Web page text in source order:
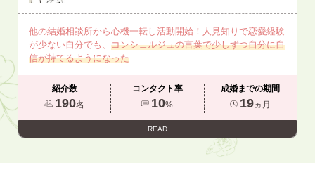
他の結婚相談所から心機一転し活動開始！人見知りで恋愛経験
が少ない自分でも、 コンシェルジュの言葉で少しずつ自分に自
信が持てるようになった
紹介数
190名
コンタクト率
10%
成婚までの期間
19ヵ月
READ